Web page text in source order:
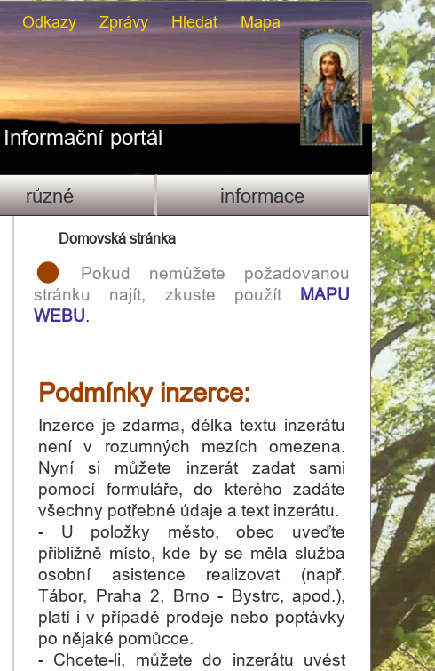
Mapa
Hledat
Zprávy
Odkazy
Informační portál
různé informace
Domovská stránka
Pokud nemůžete požadovanou
stránku najít, zkuste použít MAPU
WEBU.
Podmínky inzerce:
Inzerce je zdarma, délka textu inzerátu
není v rozumných mezích omezena.
Nyní si můžete inzerát zadat sami
pomocí formuláře, do kterého zadáte
všechny potřebné údaje a text inzerátu.
- U položky město, obec uveďte
přibližně místo, kde by se měla služba
osobní asistence realizovat (např.
Tábor, Praha 2, Brno - Bystrc, apod.),
platí i v případě prodeje nebo poptávky
po nějaké pomůcce.
- Chcete-li, můžete do inzerátu uvést